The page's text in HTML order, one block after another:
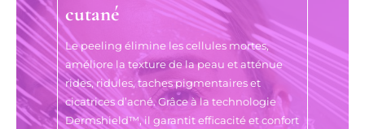
cutané
Le peeling élimine les cellules mortes,
améliore la texture de la peau et atténue
rides, ridules, taches pigmentaires et
cicatrices d’acné. Grâce à la technologie
Dermshield™, il garantit efficacité et confort